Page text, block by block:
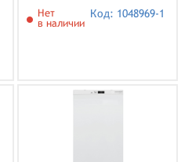
TSC9V183CC
Нет
в наличии
Код: 1048969-1